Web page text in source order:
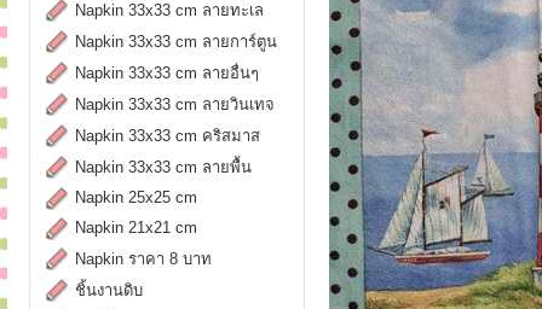
Napkin 33x33 cm ลายทะเล
Napkin 33x33 cm ลายการ์ตูน
Napkin 33x33 cm ลายอื่นๆ
Napkin 33x33 cm ลายวินเทจ
Napkin 33x33 cm คริสมาส
Napkin 33x33 cm ลายพื้น
Napkin 25x25 cm
Napkin 21x21 cm
Napkin ราคา 8 บาท
ชิ้นงานดิบ